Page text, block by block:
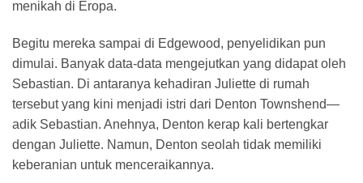
menikah di Eropa.
Begitu mereka sampai di Edgewood, penyelidikan pun
dimulai. Banyak data-data mengejutkan yang didapat oleh
Sebastian. Di antaranya kehadiran Juliette di rumah
tersebut yang kini menjadi istri dari Denton Townshend—
adik Sebastian. Anehnya, Denton kerap kali bertengkar
dengan Juliette. Namun, Denton seolah tidak memiliki
keberanian untuk menceraikannya.